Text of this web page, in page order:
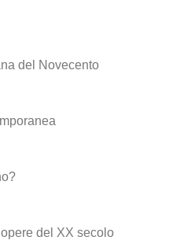
del Novecento
del XX secolo